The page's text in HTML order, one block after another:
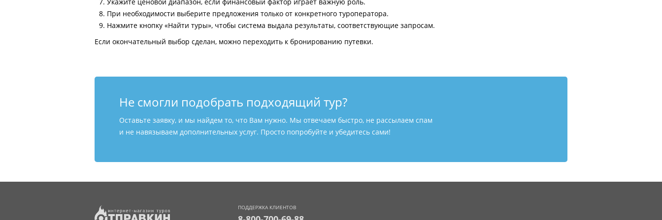
При необходимости выберите предложения только от конкретного туроператора.
Нажмите кнопку «Найти туры», чтобы система выдала результаты, соответствующие запросам.
Если окончательный выбор сделан, можно переходить к бронированию путевки.
Не смогли подобрать подходящий тур?
Оставьте заявку, и мы найдем то, что Вам нужно. Мы отвечаем быстро, не рассылаем спам
и не навязываем дополнительных услуг. Просто попробуйте и убедитесь сами!
ПОДДЕРЖКА КЛИЕНТОВ